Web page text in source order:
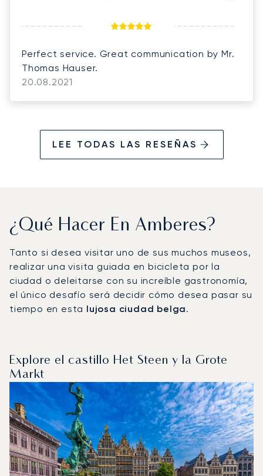
Perfect service. Great communication by Mr.
Thomas Hauser.
20.08.2021
LEE TODAS LAS RESEÑAS
¿Qué Hacer En Amberes?
Tanto si desea visitar uno de sus muchos museos,
realizar una visita guiada en bicicleta por la
ciudad o deleitarse con su increíble gastronomía,
el único desafío será decidir cómo desea pasar su
tiempo en esta lujosa ciudad belga.
Explore el castillo Het Steen y la Grote
Markt